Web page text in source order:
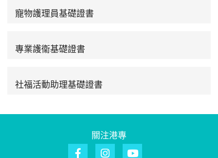
寵物護理員基礎證書
專業護衞基礎證書
社福活動助理基礎證書
關注港專